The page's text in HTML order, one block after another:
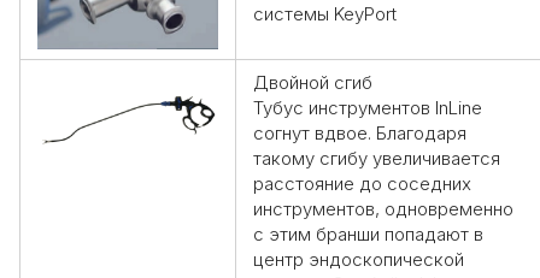
системы KeyPort
Двойной сгиб
Тубус инструментов InLine
согнут вдвое. Благодаря
такому сгибу увеличивается
расстояние до соседних
инструментов, одновременно
с этим бранши попадают в
центр эндоскопической